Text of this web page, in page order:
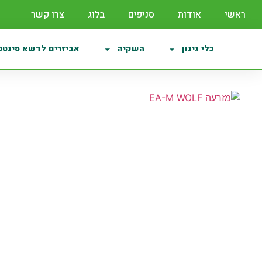
ראשי אודות סניפים בלוג צרו קשר
כלי גינון השקיה אביזרים לדשא